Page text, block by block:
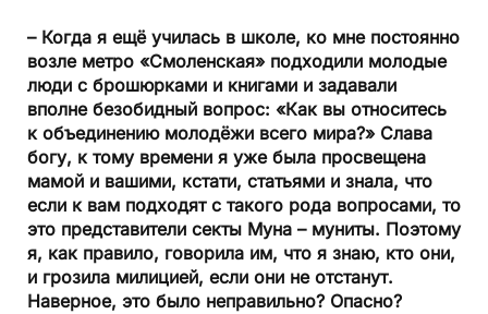
– Когда я ещё училась в школе, ко мне постоянно
возле метро «Смоленская» подходили молодые
люди с брошюрками и книгами и задавали
вполне безобидный вопрос: «Как вы относитесь
к объединению молодёжи всего мира?» Слава
богу, к тому времени я уже была просвещена
мамой и вашими, кстати, статьями и знала, что
если к вам подходят с такого рода вопросами, то
это представители секты Муна – муниты. Поэтому
я, как правило, говорила им, что я знаю, кто они,
и грозила милицией, если они не отстанут.
Наверное, это было неправильно? Опасно?